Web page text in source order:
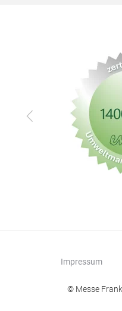
Zurück
Impressum
© Messe